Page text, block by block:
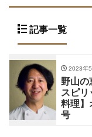
記事一覧
2023年
野山の
スピ
料理】
号